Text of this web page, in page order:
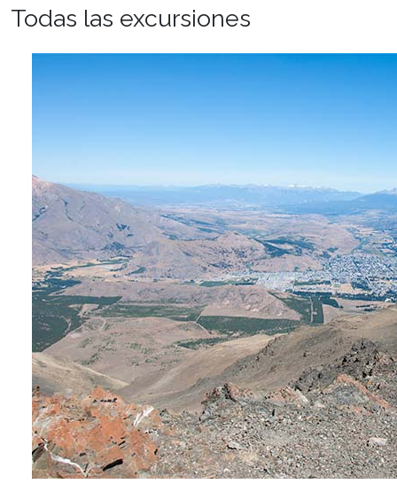
Todas las excursiones